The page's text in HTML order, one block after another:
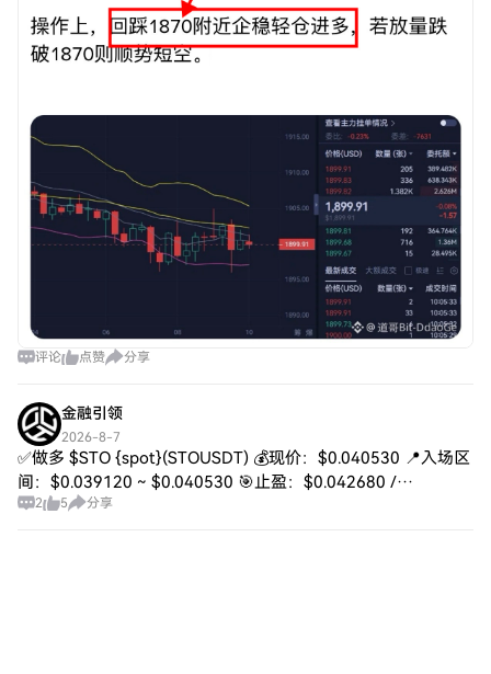
评论 点赞 分享
金融引领
2026-8-7
✅做多 $STO {spot}(STOUSDT) 💰现价：$0.040530 📍入场区
间：$0.039120 ~ $0.040530 🎯止盈：$0.042680 /
$0.044950 / $0.04
2 5 分享